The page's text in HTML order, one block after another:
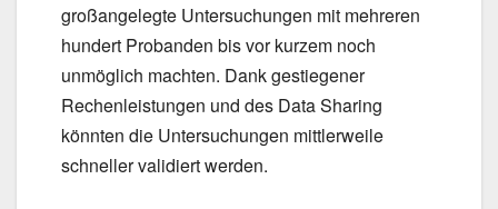
großangelegte Untersuchungen mit mehreren
hundert Probanden bis vor kurzem noch
unmöglich machten. Dank gestiegener
Rechenleistungen und des Data Sharing
könnten die Untersuchungen mittlerweile
schneller validiert werden.